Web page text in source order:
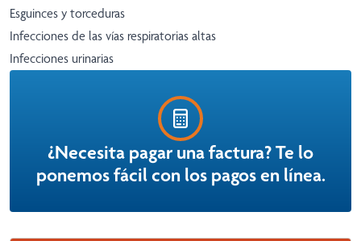
Esguinces y torceduras
Infecciones de las vías respiratorias altas
Infecciones urinarias
¿Necesita pagar una factura? Te lo
ponemos fácil con los pagos en línea.